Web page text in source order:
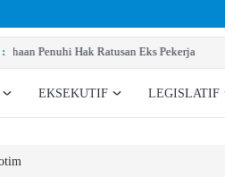
Pemkab Gumas Siapkan Sarana
EKSEKUTIF LEGISLATIF